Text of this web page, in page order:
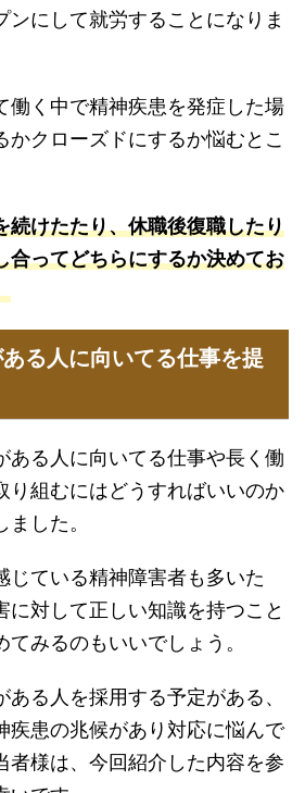
ンにして就労することになりま
働く中で精神疾患を発症した場
かクローズドにするか悩むとこ
続けたたり、休職後復職したり
合ってどちらにするか決めてお
る人に向いてる仕事を提
ある人に向いてる仕事や長く働
り組むにはどうすればいいのか
した。
じている精神障害者も多いた
に対して正しい知識を持つこと
みるのもいいでしょう。
る人を採用する予定がある、
疾患の兆候があり対応に悩んで
者様は、今回紹介した内容を参